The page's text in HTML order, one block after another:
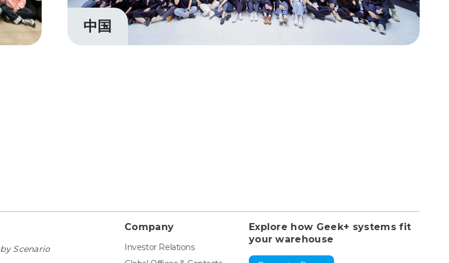
中国
by Scenario
Company
Investor Relations
Explore how Geek+ systems fit
your warehouse